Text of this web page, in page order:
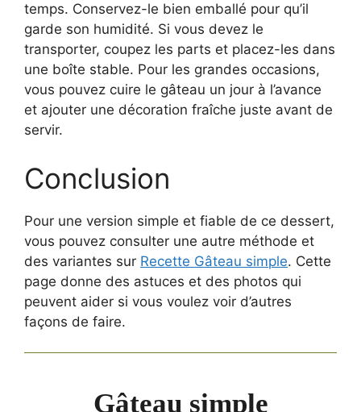
temps. Conservez-le bien emballé pour qu’il
garde son humidité. Si vous devez le
transporter, coupez les parts et placez-les dans
une boîte stable. Pour les grandes occasions,
vous pouvez cuire le gâteau un jour à l’avance
et ajouter une décoration fraîche juste avant de
servir.
Conclusion
Pour une version simple et fiable de ce dessert,
vous pouvez consulter une autre méthode et
des variantes sur Recette Gâteau simple. Cette
page donne des astuces et des photos qui
peuvent aider si vous voulez voir d’autres
façons de faire.
Gâteau simple